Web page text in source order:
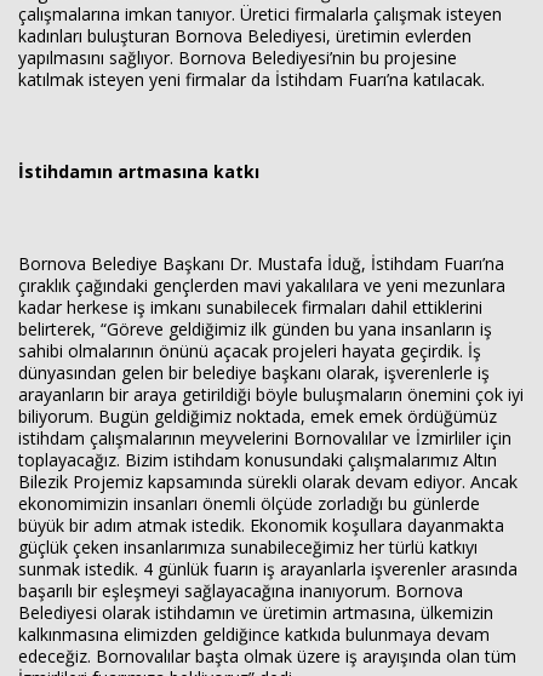
çalışmalarına imkan tanıyor. Üretici firmalarla çalışmak isteyen
kadınları buluşturan Bornova Belediyesi, üretimin evlerden
yapılmasını sağlıyor. Bornova Belediyesi’nin bu projesine
katılmak isteyen yeni firmalar da İstihdam Fuarı’na katılacak.
İstihdamın artmasına katkı
Bornova Belediye Başkanı Dr. Mustafa İduğ, İstihdam Fuarı’na
çıraklık çağındaki gençlerden mavi yakalılara ve yeni mezunlara
kadar herkese iş imkanı sunabilecek firmaları dahil ettiklerini
belirterek, “Göreve geldiğimiz ilk günden bu yana insanların iş
sahibi olmalarının önünü açacak projeleri hayata geçirdik. İş
dünyasından gelen bir belediye başkanı olarak, işverenlerle iş
arayanların bir araya getirildiği böyle buluşmaların önemini çok iyi
biliyorum. Bugün geldiğimiz noktada, emek emek ördüğümüz
istihdam çalışmalarının meyvelerini Bornovalılar ve İzmirliler için
toplayacağız. Bizim istihdam konusundaki çalışmalarımız Altın
Bilezik Projemiz kapsamında sürekli olarak devam ediyor. Ancak
ekonomimizin insanları önemli ölçüde zorladığı bu günlerde
büyük bir adım atmak istedik. Ekonomik koşullara dayanmakta
güçlük çeken insanlarımıza sunabileceğimiz her türlü katkıyı
sunmak istedik. 4 günlük fuarın iş arayanlarla işverenler arasında
başarılı bir eşleşmeyi sağlayacağına inanıyorum. Bornova
Belediyesi olarak istihdamın ve üretimin artmasına, ülkemizin
kalkınmasına elimizden geldiğince katkıda bulunmaya devam
edeceğiz. Bornovalılar başta olmak üzere iş arayışında olan tüm